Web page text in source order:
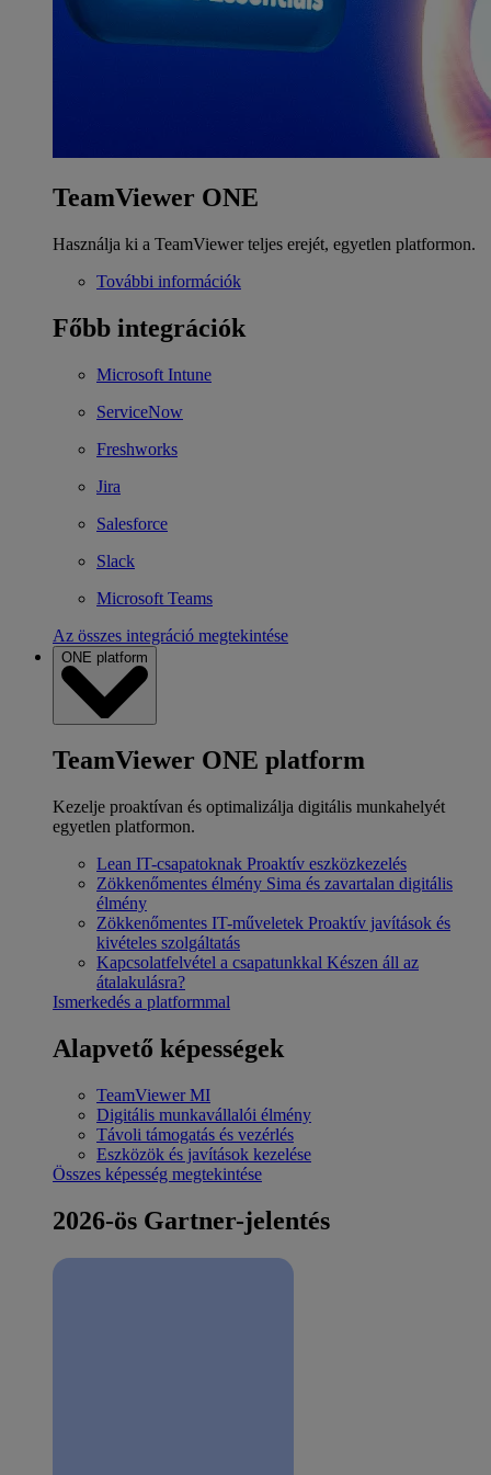
TeamViewer ONE
Használja ki a TeamViewer teljes erejét, egyetlen platformon.
További információk
Főbb integrációk
Microsoft Intune
ServiceNow
Freshworks
Jira
Salesforce
Slack
Microsoft Teams
Az összes integráció megtekintése
ONE platform
TeamViewer ONE platform
Kezelje proaktívan és optimalizálja digitális munkahelyét
egyetlen platformon.
Lean IT-csapatoknak Proaktív eszközkezelés
Zökkenőmentes élmény Sima és zavartalan digitális
élmény
Zökkenőmentes IT-műveletek Proaktív javítások és
kivételes szolgáltatás
Kapcsolatfelvétel a csapatunkkal Készen áll az
átalakulásra?
Ismerkedés a platformmal
Alapvető képességek
TeamViewer MI
Digitális munkavállalói élmény
Távoli támogatás és vezérlés
Eszközök és javítások kezelése
Összes képesség megtekintése
2026-ös Gartner-jelentés